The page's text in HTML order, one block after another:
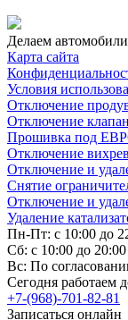
Делаем
Карта сайта
Условия
Отключение
Отключение
Прошивка под
Отключение
Отключение и
Снятие
Отключение и
Удаление
Пн-Пт: с 10:00 до
Сб: с 10:00 до 20:00
Вс: По
Сегодня работаем
+7-(968)-701-82-81
Записаться онлайн